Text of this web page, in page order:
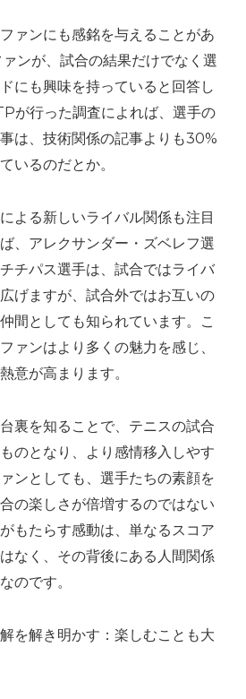
ァンにも感銘を与えることがあ
ンが、試合の結果だけでなく選
にも興味を持っていると回答し
が行った調査によれば、選手の
は、技術関係の記事よりも30%
いるのだとか。
よる新しいライバル関係も注目
、アレクサンダー・ズベレフ選
チパス選手は、試合ではライバ
げますが、試合外ではお互いの
間としても知られています。こ
ァンはより多くの魅力を感じ、
意が高まります。
裏を知ることで、テニスの試合
のとなり、より感情移入しやす
ンとしても、選手たちの素顔を
の楽しさが倍増するのではない
もたらす感動は、単なるスコア
なく、その背後にある人間関係
のです。